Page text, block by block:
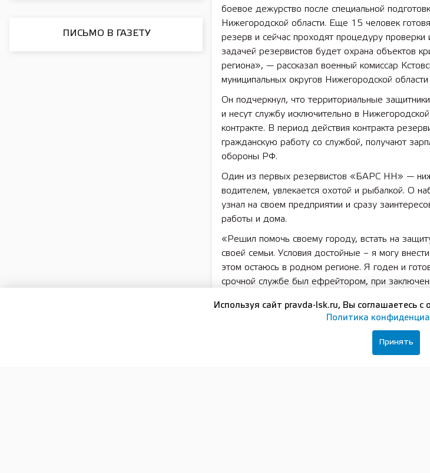
ПИСЬМО В ГАЗЕТУ
боевое дежурство после специальной
Нижегородской области. Еще 15 человек
резерв и сейчас проходят процедуру проверки
задачей резервистов будет охрана объектов
региона», — рассказал военный комиссар
муниципальных округов Нижегородской
Он подчеркнул, что территориальные
и несут службу исключительно в
контракте. В период действия контракта
гражданскую работу со службой, получают
обороны РФ.
Один из первых резервистов «БАРС НН» —
водителем, увлекается охотой и рыбалкой. О
узнал на своем предприятии и сразу
работы и дома.
«Решил помочь своему городу, встать на
своей семьи. Условия достойные – я могу
этом остаюсь в родном регионе. Я годен и
срочной службе был ефрейтором, при
Резервист Александр считает, «БАРС НН» —
возможность совместить гражданскую работу
решил вступить в ряды территориальных
Используя сайт pravda-lsk.ru, Вы соглашаетесь
Политика
Принять